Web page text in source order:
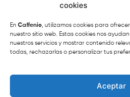
cookies
En Caffenio, utilizamos cookies para
nuestro sitio web. Estas cookies nos
nuestros servicios y mostrar contenido
todas, rechazarlas o personalizar tus
Aceptar
Café del Pacífico S.A.P.I de C.V ©2026 Aviso de